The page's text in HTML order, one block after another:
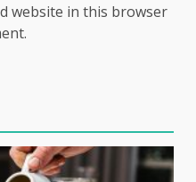
website in this browser